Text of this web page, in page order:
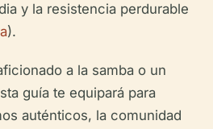
y la resistencia perdurable
).
a la samba o un
guía te equipará para
auténticos, la comunidad